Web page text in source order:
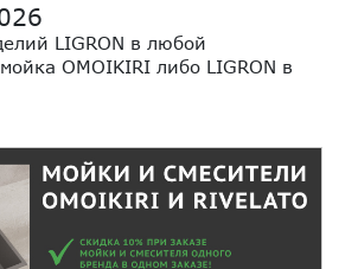
LIGRON в любой
OMOIKIRI либо LIGRON в